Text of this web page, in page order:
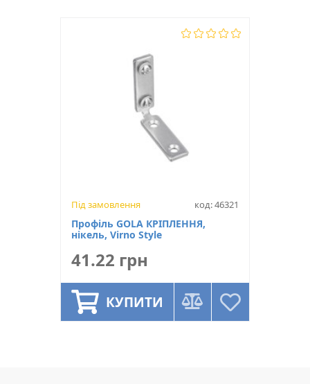
Під замовлення код: 46321
Профіль GOLA КРІПЛЕННЯ,
нікель, Virno Style
41.22 грн
КУПИТИ